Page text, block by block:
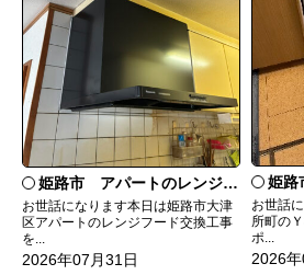
姫路市 アパートのレンジフード交換
お世話になります本日は姫路市大津
区アパートのレンジフード交換工事
を...
2026年07月31日
姫路
お世話
所町の
ポ...
2026